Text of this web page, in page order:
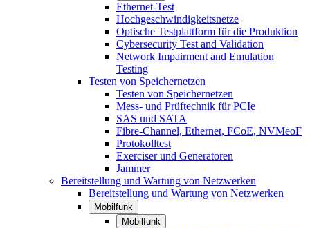
Ethernet-Test
Hochgeschwindigkeitsnetze
Optische Testplattform für die Produktion
Cybersecurity Test and Validation
Network Impairment and Emulation
Testing
Testen von Speichernetzen
Testen von Speichernetzen
Mess- und Prüftechnik für PCIe
SAS und SATA
Fibre-Channel, Ethernet, FCoE, NVMeoF
Protokolltest
Exerciser und Generatoren
Jammer
Bereitstellung und Wartung von Netzwerken
Bereitstellung und Wartung von Netzwerken
Mobilfunk
Mobilfunk